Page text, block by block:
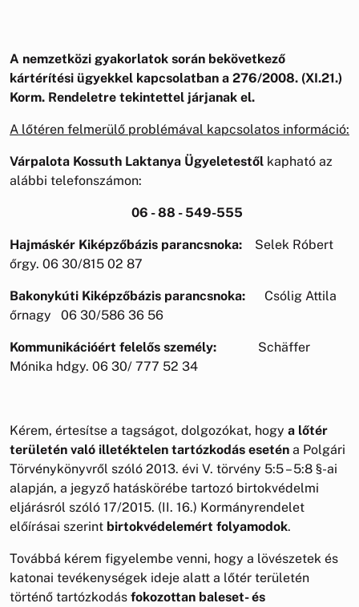
A nemzetközi gyakorlatok során bekövetkező
kártérítési ügyekkel kapcsolatban a 276/2008. (XI.21.)
Korm. Rendeletre tekintettel járjanak el.
A lőtéren felmerülő problémával kapcsolatos információ:
Várpalota Kossuth Laktanya Ügyeletestől kapható az
alábbi telefonszámon:
06 - 88 - 549-555
Hajmáskér Kiképzőbázis parancsnoka: Selek Róbert
őrgy. 06 30/815 02 87
Bakonykúti Kiképzőbázis parancsnoka: Csólig Attila
őrnagy 06 30/586 36 56
Kommunikációért felelős személy: Schäffer
Mónika hdgy. 06 30/ 777 52 34
Kérem, értesítse a tagságot, dolgozókat, hogy a lőtér
területén való illetéktelen tartózkodás esetén a Polgári
Törvénykönyvről szóló 2013. évi V. törvény 5:5 – 5:8 §-ai
alapján, a jegyző hatáskörébe tartozó birtokvédelmi
eljárásról szóló 17/2015. (II. 16.) Kormányrendelet
előírásai szerint birtokvédelemért folyamodok.
Továbbá kérem figyelembe venni, hogy a lövészetek és
katonai tevékenységek ideje alatt a lőtér területén
történő tartózkodás fokozottan baleset- és